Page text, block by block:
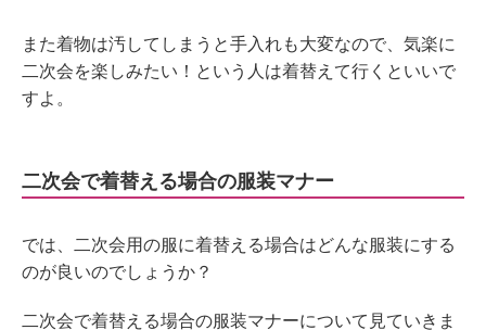
また着物は汚してしまうと手入れも大変なので、気楽に
二次会を楽しみたい！という人は着替えて行くといいで
すよ。
二次会で着替える場合の服装マナー
では、二次会用の服に着替える場合はどんな服装にする
のが良いのでしょうか？
二次会で着替える場合の服装マナーについて見ていきま